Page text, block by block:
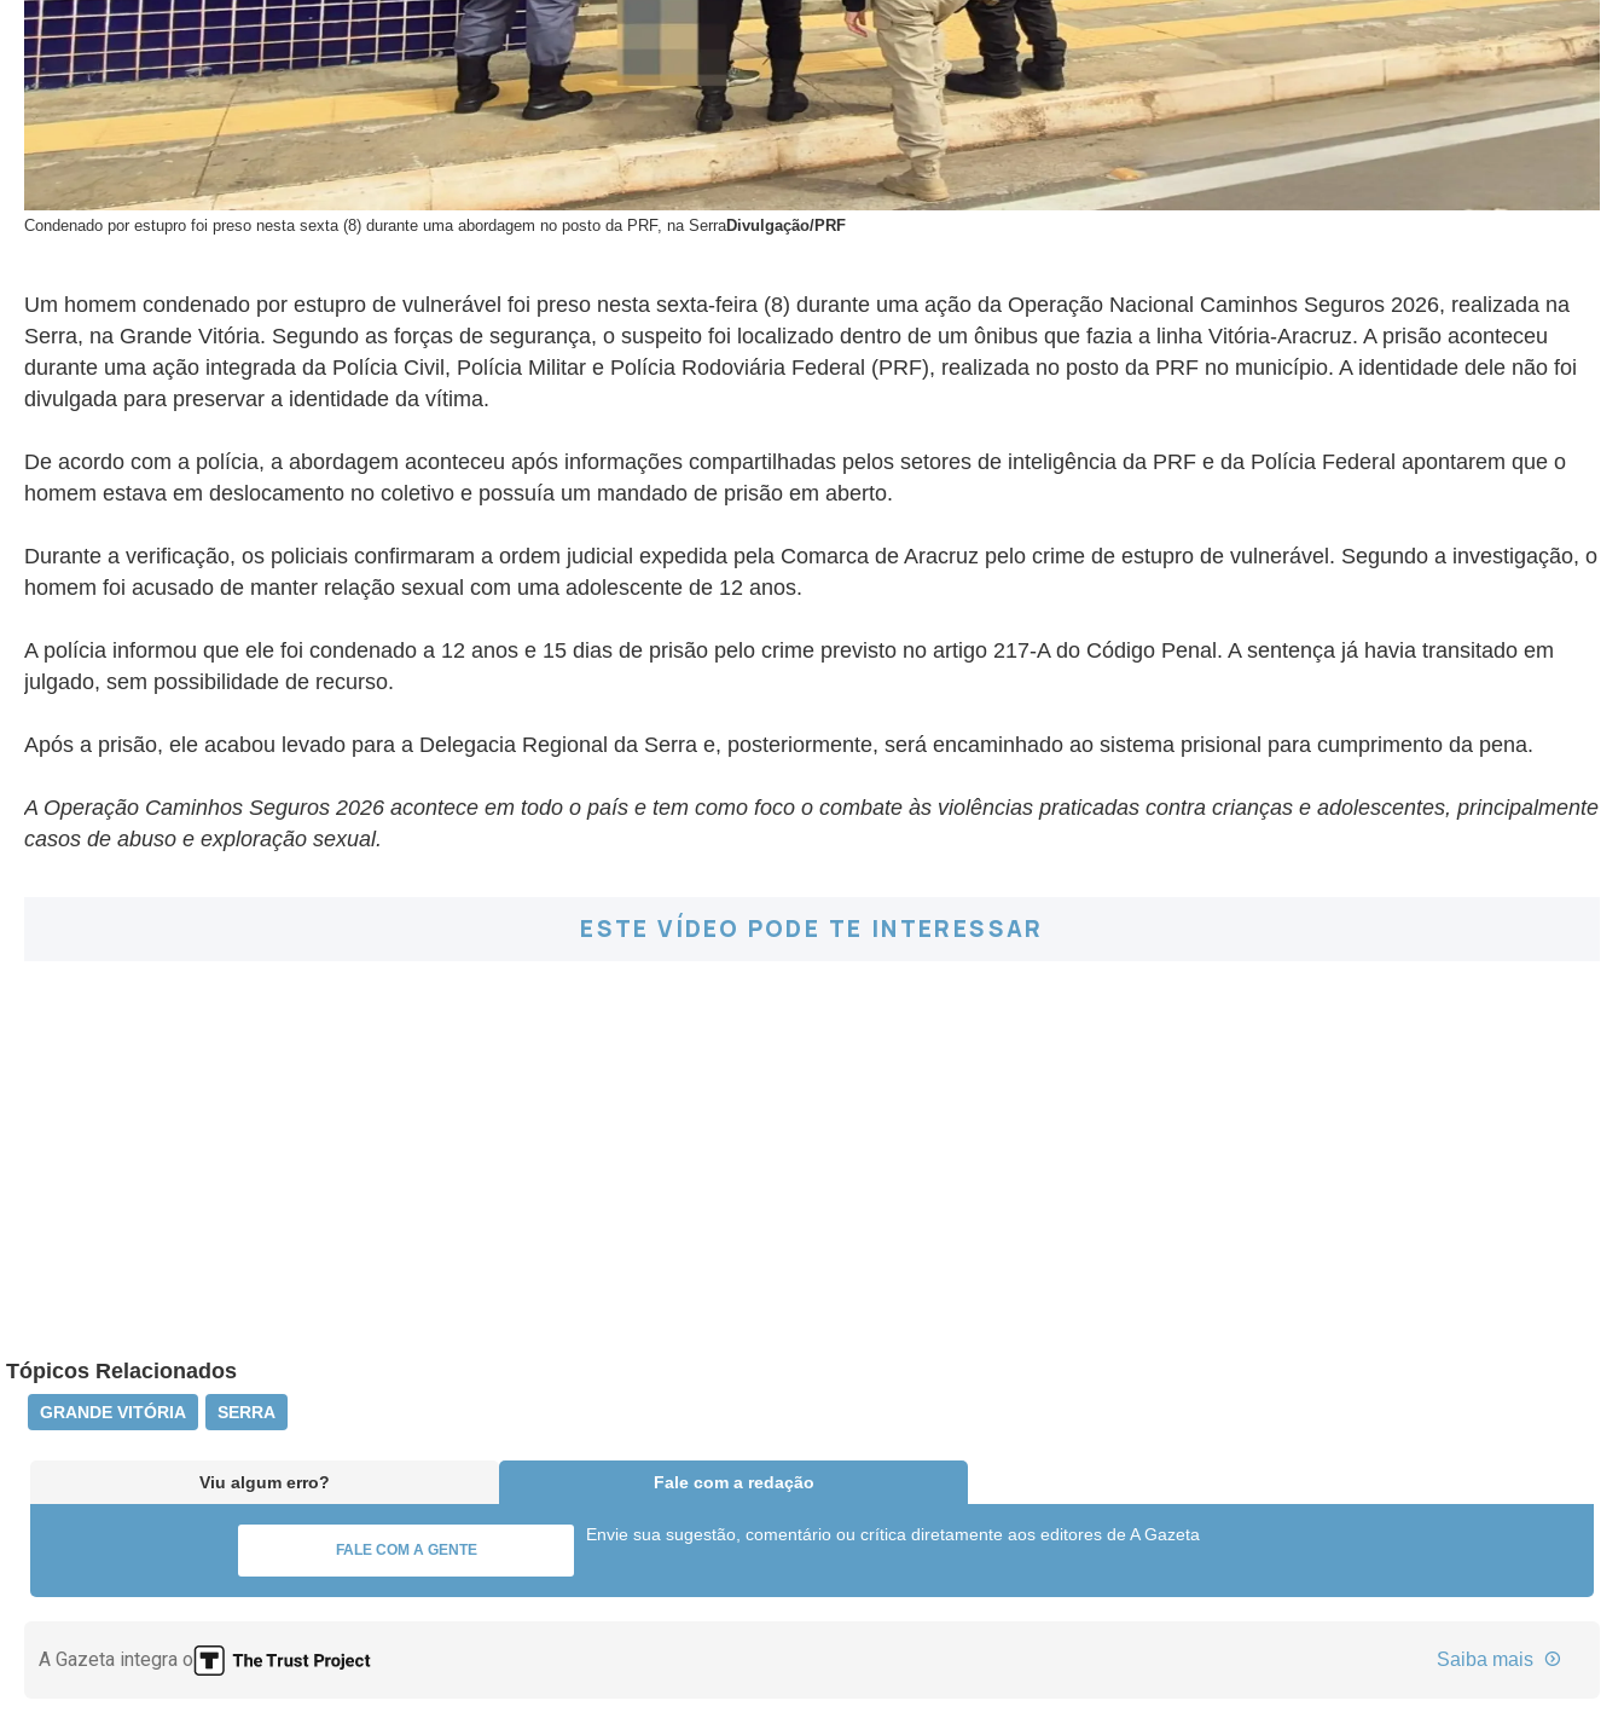
Condenado por estupro foi preso nesta sexta (8) durante uma abordagem no posto da PRF, na SerraDivulgação/PRF
Um homem condenado por estupro de vulnerável foi preso nesta sexta-feira (8) durante uma ação da Operação Nacional Caminhos Seguros 2026, realizada na
Serra, na Grande Vitória. Segundo as forças de segurança, o suspeito foi localizado dentro de um ônibus que fazia a linha Vitória-Aracruz. A prisão aconteceu
durante uma ação integrada da Polícia Civil, Polícia Militar e Polícia Rodoviária Federal (PRF), realizada no posto da PRF no município. A identidade dele não foi
divulgada para preservar a identidade da vítima.
De acordo com a polícia, a abordagem aconteceu após informações compartilhadas pelos setores de inteligência da PRF e da Polícia Federal apontarem que o
homem estava em deslocamento no coletivo e possuía um mandado de prisão em aberto.
Durante a verificação, os policiais confirmaram a ordem judicial expedida pela Comarca de Aracruz pelo crime de estupro de vulnerável. Segundo a investigação, o
homem foi acusado de manter relação sexual com uma adolescente de 12 anos.
A polícia informou que ele foi condenado a 12 anos e 15 dias de prisão pelo crime previsto no artigo 217-A do Código Penal. A sentença já havia transitado em
julgado, sem possibilidade de recurso.
Após a prisão, ele acabou levado para a Delegacia Regional da Serra e, posteriormente, será encaminhado ao sistema prisional para cumprimento da pena.
A Operação Caminhos Seguros 2026 acontece em todo o país e tem como foco o combate às violências praticadas contra crianças e adolescentes, principalmente
casos de abuso e exploração sexual.
ESTE VÍDEO PODE TE INTERESSAR
Tópicos Relacionados
GRANDE VITÓRIA SERRA
Viu algum erro? Fale com a redação
FALE COM A GENTE
Envie sua sugestão, comentário ou crítica diretamente aos editores de A Gazeta
A Gazeta integra o Saiba mais